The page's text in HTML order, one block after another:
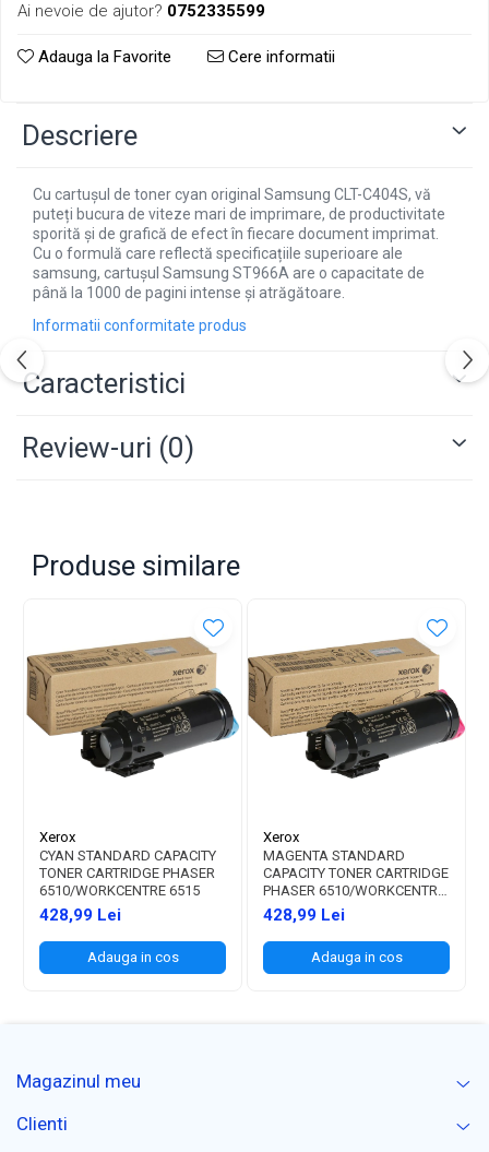
Ai nevoie de ajutor? 0752335599
Adauga la Favorite Cere informatii
Descriere
Cu cartușul de toner cyan original Samsung CLT-C404S, vă
puteți bucura de viteze mari de imprimare, de productivitate
sporită și de grafică de efect în fiecare document imprimat.
Cu o formulă care reflectă specificațiile superioare ale
samsung, cartușul Samsung ST966A are o capacitate de
până la 1000 de pagini intense și atrăgătoare.
Informatii conformitate produs
Caracteristici
Review-uri (0)
Produse similare
Xerox
CYAN STANDARD CAPACITY
TONER CARTRIDGE PHASER
6510/WORKCENTRE 6515
428,99 Lei
Adauga in cos
Xerox
MAGENTA STANDARD
CAPACITY TONER CARTRIDGE
PHASER 6510/WORKCENTRE
6515
428,99 Lei
Adauga in cos
Magazinul meu
Clienti